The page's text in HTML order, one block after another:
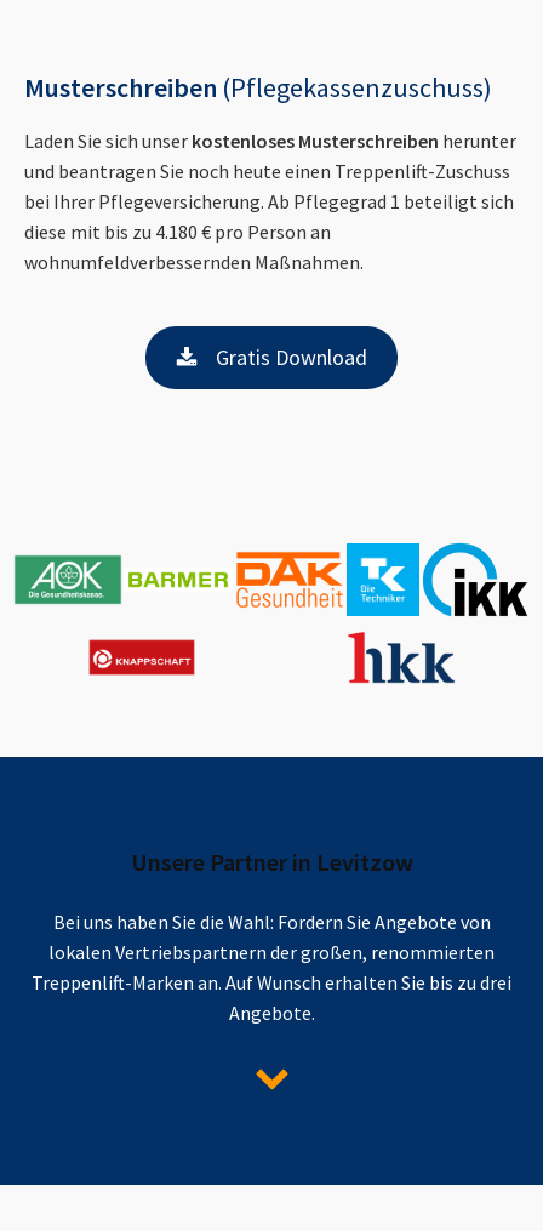
Musterschreiben (Pflegekassenzuschuss)
Laden Sie sich unser kostenloses Musterschreiben herunter
und beantragen Sie noch heute einen Treppenlift-Zuschuss
bei Ihrer Pflegeversicherung. Ab Pflegegrad 1 beteiligt sich
diese mit bis zu 4.180 € pro Person an
wohnumfeldverbessernden Maßnahmen.
Gratis Download
Unsere Partner in Levitzow
Bei uns haben Sie die Wahl: Fordern Sie Angebote von
lokalen Vertriebspartnern der großen, renommierten
Treppenlift-Marken an. Auf Wunsch erhalten Sie bis zu drei
Angebote.